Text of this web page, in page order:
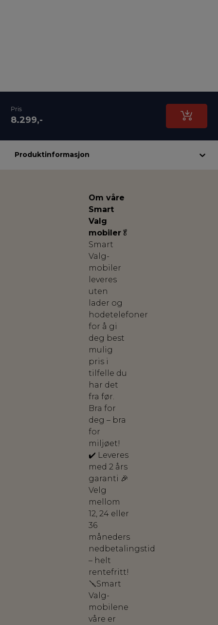
Pris
8.299,-
Produktinformasjon
Om våre
Smart
Valg
mobiler 🥬
Smart
Valg-
mobiler
leveres
uten
lader og
hodetelefoner
for å gi
deg best
mulig
pris i
tilfelle du
har det
fra før.
Bra for
deg – bra
for
miljøet!
✔️ Leveres
med 2 års
garanti 🎉
Velg
mellom
12, 24 eller
36
måneders
nedbetalingstid
– helt
rentefritt!
🪛Smart
Valg-
mobilene
våre er